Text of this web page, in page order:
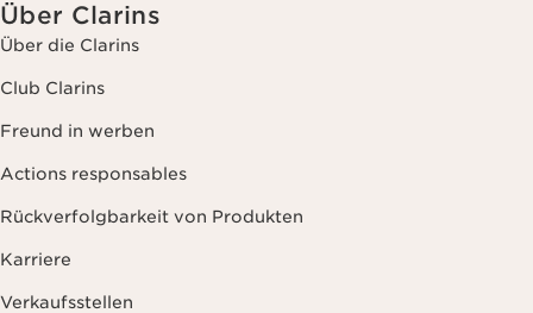
Über Clarins
Über die Clarins
Club Clarins
Freund in werben
Actions responsables
Rückverfolgbarkeit von Produkten
Karriere
Verkaufsstellen